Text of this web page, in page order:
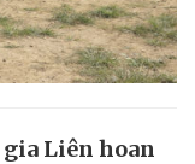
gia Liên hoan